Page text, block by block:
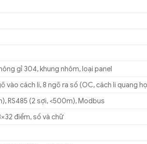
gỉ 304, khung nhôm, loại panel
vào cách li, 8 ngõ ra số (OC, cách li quang
RS485 (2 sợi, <500m), Modbus
điểm, số và chữ